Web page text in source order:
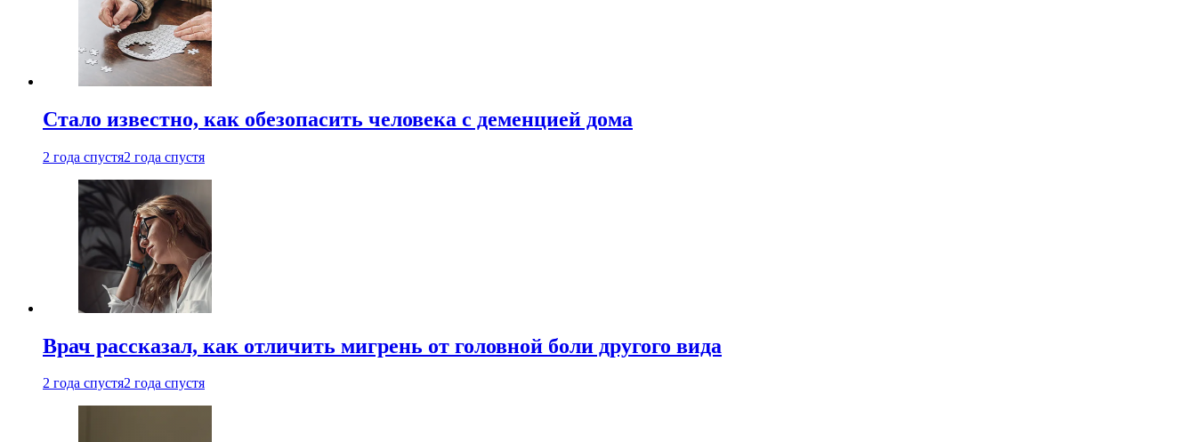
Стало известно, как обезопасить человека с деменцией дома
2 года спустя2 года спустя
Врач рассказал, как отличить мигрень от головной боли другого вида
2 года спустя2 года спустя